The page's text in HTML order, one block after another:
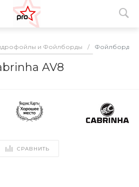
и Фойлборды / Фойлборд
AV8
СРАВНИТЬ